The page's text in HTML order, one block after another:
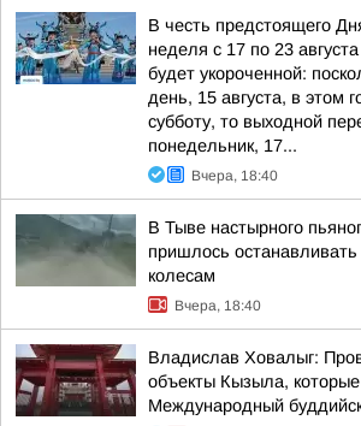
В честь предстоящего
неделя с 17 по 23
будет укороченной:
день, 15 августа, в этом
субботу, то выходной
понедельник, 17...
Вчера, 18:40
В Тыве настырного
пришлось
колесам
Вчера, 18:40
Владислав Ховалыг:
объекты Кызыла,
Международный